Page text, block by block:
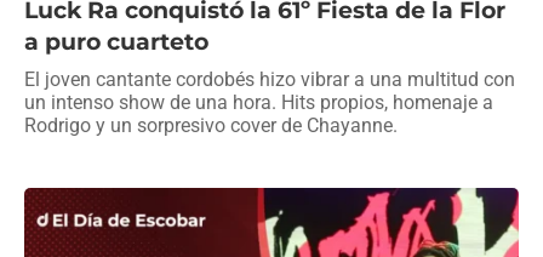
Luck Ra conquistó la 61º Fiesta de la Flor
a puro cuarteto
El joven cantante cordobés hizo vibrar a una multitud con
un intenso show de una hora. Hits propios, homenaje a
Rodrigo y un sorpresivo cover de Chayanne.